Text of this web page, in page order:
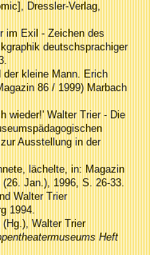
Dressler-Verlag,
im Exil - Zeichen des
deutschsprachiger
kleine Mann. Erich
86 / 1999) Marbach
wieder!' Walter Trier - Die
Ausstellung in der
lächelte, in: Magazin
Jan.), 1996, S. 26-33.
Walter Trier
1994.
(Hg.), Walter Trier
Heft